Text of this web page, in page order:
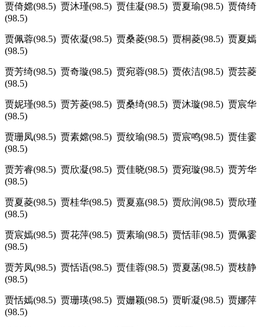
贾倚嫦(98.5) 贾沐瑾(98.5) 贾佳凝(98.5) 贾夏瑜(98.5) 贾倚绮
(98.5)
贾佩蓉(98.5) 贾依凝(98.5) 贾桑菱(98.5) 贾桐菱(98.5) 贾夏嫣
(98.5)
贾芳绮(98.5) 贾奇璇(98.5) 贾宛蓉(98.5) 贾依洁(98.5) 贾芸菱
(98.5)
贾妮瑾(98.5) 贾芳菱(98.5) 贾桑绮(98.5) 贾沐璇(98.5) 贾宸华
(98.5)
贾珊凤(98.5) 贾素嫦(98.5) 贾纹瑜(98.5) 贾宸鸣(98.5) 贾佳霎
(98.5)
贾芳睿(98.5) 贾欣凝(98.5) 贾佳晓(98.5) 贾宛璇(98.5) 贾芳华
(98.5)
贾夏菱(98.5) 贾桂华(98.5) 贾夏嘉(98.5) 贾欣润(98.5) 贾欣瑾
(98.5)
贾宸嫣(98.5) 贾花萍(98.5) 贾素瑜(98.5) 贾恬菲(98.5) 贾佩霎
(98.5)
贾芳凤(98.5) 贾恬语(98.5) 贾佳蓉(98.5) 贾夏菡(98.5) 贾枝静
(98.5)
贾恬嫣(98.5) 贾珊瑛(98.5) 贾姗颖(98.5) 贾昕凝(98.5) 贾娜萍
(98.5)